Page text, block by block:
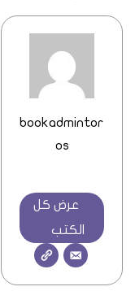
bookadmintor
os
عرض كل
الكتب